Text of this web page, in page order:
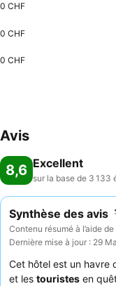
0 CHF
0 CHF
0 CHF
Avis
8,6 Excellent
sur la base de 3 133
Synthèse des avis
Contenu résumé à l’aide
Dernière mise à jour : 29
Cet hôtel est un havre
et les touristes en